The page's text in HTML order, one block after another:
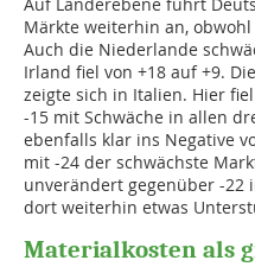
Märkte weiterhin an,
Auch die Niederlande
Irland fiel von +18 auf +9.
zeigte sich in Italien. Hier
-15 mit Schwäche in allen
ebenfalls klar ins Negative
mit -24 der schwächste
unverändert gegenüber -22
dort weiterhin etwas
Materialkosten als